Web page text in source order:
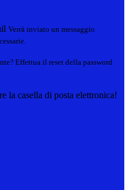
Verrà inviato un messaggio
Effettua il reset della password
la casella di posta elettronica!